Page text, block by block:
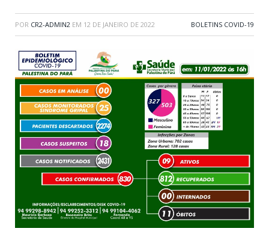
POR CR2-ADMIN2 EM 12 DE JANEIRO DE 2022 BOLETINS COVID-19